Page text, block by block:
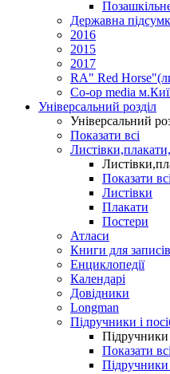
Державна
2016
2015
2017
RA" Red
Co-op media
Універсальний розділ
Універсальний
Показати всі
Показати всі
Листівки
Плакати
Постери
Атласи
Книги для записів
Енциклопедії
Календарі
Довідники
Longman
Підручники і
Підручники
Показати всі
Підручники